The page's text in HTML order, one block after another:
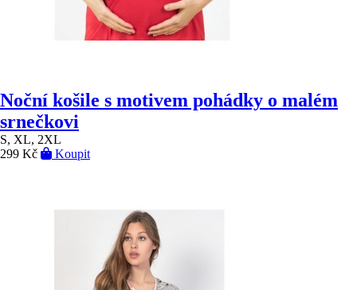
Noční košile s motivem pohádky o malém
srnečkovi
S, XL, 2XL
299 Kč
Koupit